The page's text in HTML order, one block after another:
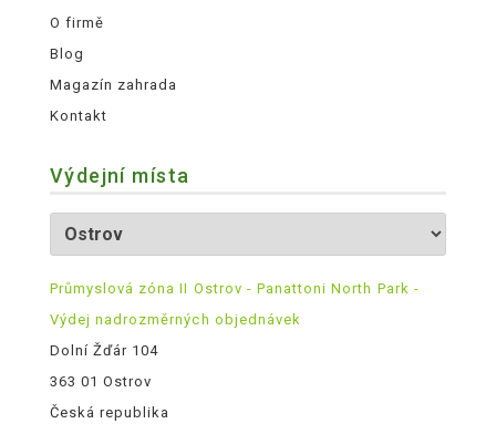
O firmě
Blog
Magazín zahrada
Kontakt
Výdejní místa
Průmyslová zóna II Ostrov - Panattoni North Park -
Výdej nadrozměrných objednávek
Dolní Žďár 104
363 01 Ostrov
Česká republika